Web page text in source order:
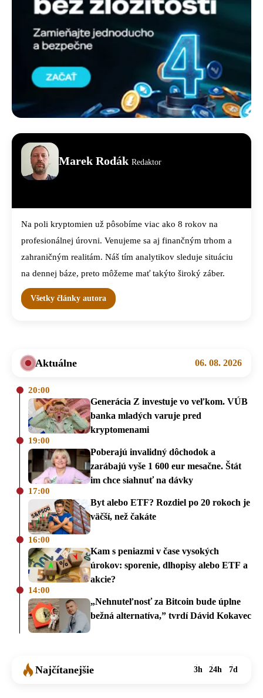
Marek Rodák Redaktor
Na poli kryptomien už pôsobíme viac ako 8 rokov na
profesionálnej úrovni. Venujeme sa aj finančným trhom a
zahraničným realitám. Náš tím analytikov sleduje situáciu
na dennej báze, preto môžeme mať takýto široký záber.
Všetky články autora
Aktuálne 06. 08. 2026
20:00
Generácia Z investuje vo veľkom. VÚB
banka mladých varuje pred
kryptomenami
19:00
Poberajú invalidný dôchodok a
zarábajú vyše 1 600 eur mesačne. Štát
im chce siahnuť na dávky
17:00
Byt alebo ETF? Rozdiel po 20 rokoch je
väčší, než čakáte
16:00
Kam s peniazmi v čase vysokých
úrokov: sporenie, dlhopisy alebo ETF a
akcie?
14:00
„Nehnuteľnosť za Bitcoin bude úplne
bežná alternatíva,” tvrdí Dávid Kokavec
Najčítanejšie 3h 24h 7d